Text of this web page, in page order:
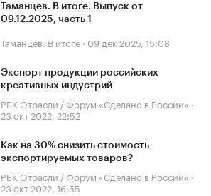
Таманцев. В итоге. Выпуск от
09.12.2025, часть 1
Таманцев. В итоге · 09 дек 2025, 15:08
Экспорт продукции российских
креативных индустрий
РБК Отрасли / Форум «Сделано в России» ·
23 окт 2022, 22:52
Как на 30% снизить стоимость
экспортируемых товаров?
РБК Отрасли / Форум «Сделано в России» ·
23 окт 2022, 16:55